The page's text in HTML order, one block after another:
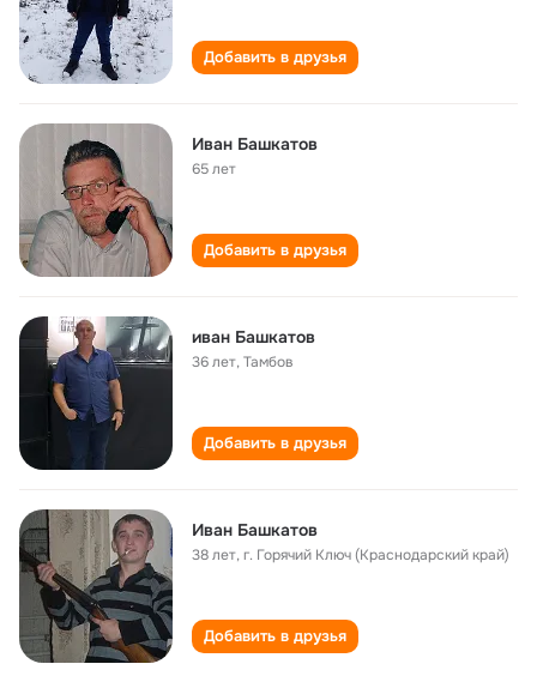
Добавить в друзья
Иван Башкатов
65 лет
Добавить в друзья
иван Башкатов
36 лет,Тамбов
Добавить в друзья
Иван Башкатов
38 лет,г. Горячий Ключ (Краснодарский край)
Добавить в друзья